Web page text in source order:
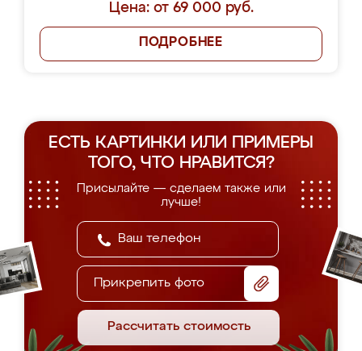
Цена: от 69 000 руб.
ПОДРОБНЕЕ
ЕСТЬ КАРТИНКИ ИЛИ ПРИМЕРЫ
ТОГО, ЧТО НРАВИТСЯ?
Присылайте — сделаем также или
лучше!
Прикрепить фото
Рассчитать стоимость